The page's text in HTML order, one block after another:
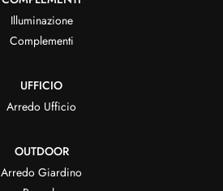
Illuminazione
Complementi
UFFICIO
Arredo Ufficio
OUTDOOR
Arredo Giardino